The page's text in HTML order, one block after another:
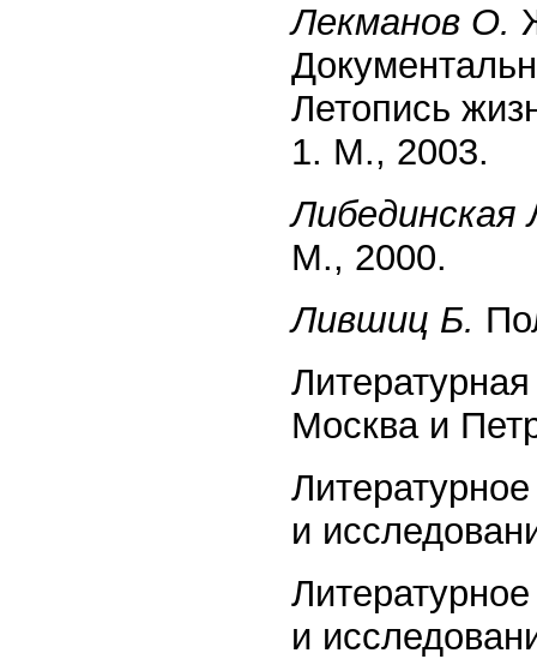
Лекманов О.
Летопись
1. М., 2003.
Либединская
М., 2000.
Лившиц Б.
Москва и
и
и